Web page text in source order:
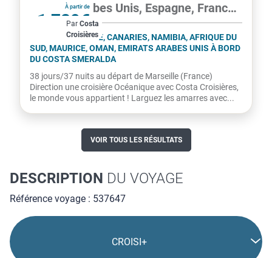
À partir de
1 729€
par personne
Par Costa
Croisières
Émirats Arabes Unis, Espagne, France...
FRANCE, ESPAGNE, CANARIES, NAMIBIA, AFRIQUE DU
SUD, MAURICE, OMAN, EMIRATS ARABES UNIS À BORD
DU COSTA SMERALDA
38 jours/37 nuits au départ de Marseille (France)
Direction une croisière Océanique avec Costa Croisières,
le monde vous appartient ! Larguez les amarres avec...
VOIR TOUS LES RÉSULTATS
DESCRIPTION DU VOYAGE
Référence voyage : 537647
CROISI+